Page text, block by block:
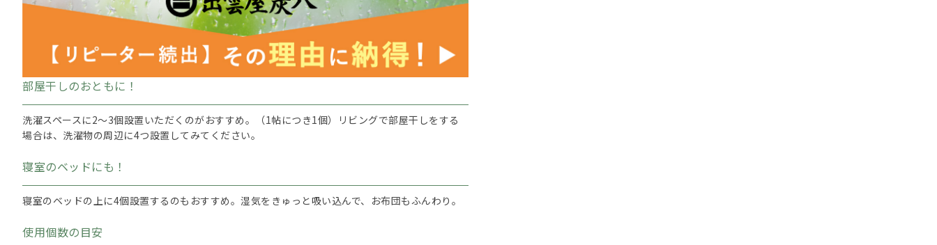
部屋干しのおともに！
洗濯スペースに2～3個設置いただくのがおすすめ。（1帖につき1個）リビングで部屋干しをする
場合は、洗濯物の周辺に4つ設置してみてください。
寝室のベッドにも！
寝室のベッドの上に4個設置するのもおすすめ。湿気をきゅっと吸い込んで、お布団もふんわり。
使用個数の目安